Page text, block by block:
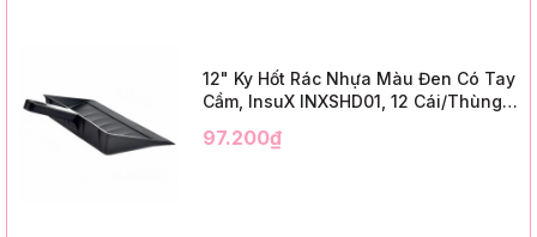
12" Ky Hốt Rác Nhựa Màu Đen Có Tay
Cầm, InsuX INXSHD01, 12 Cái/Thùng,
Black Plastic)
97.200₫